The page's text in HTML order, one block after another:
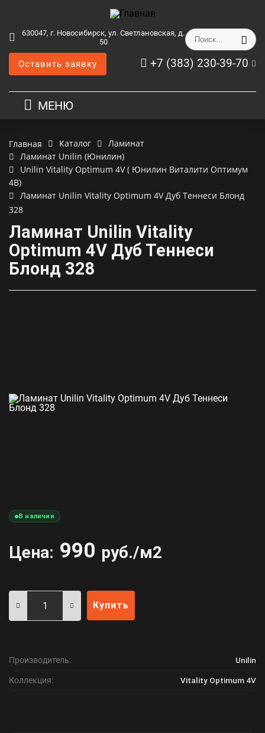
630047, г. Новосибирск, ул. Светлановская, д.
50
+7 (383) 230-39-70
Оставить заявку
МЕНЮ
Главная Каталог
Ламинат
Ламинат Unilin (Юнилин)
Unilin Vitality Optimum 4V ( Юнилин Виталити Оптимум
4В)
Ламинат Unilin Vitality Optimum 4V Дуб Теннеси Блонд
328
Ламинат Unilin Vitality
Optimum 4V Дуб Теннеси
Блонд 328
В наличии
Цена: 990 руб./м2
Купить
Производитель: Unilin
Коллекция: Vitality Optimum 4V